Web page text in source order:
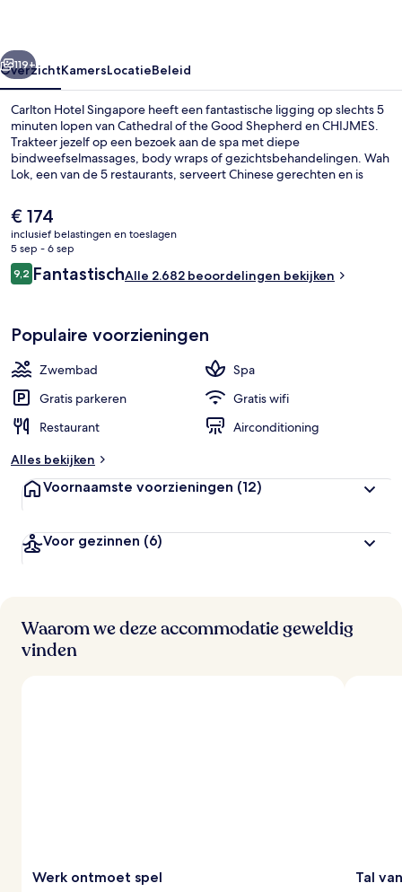
Volgende
119+
OverzichtKamersLocatieBeleid
Carlton Hotel Singapore heeft een fantastische ligging op slechts 5
minuten lopen van Cathedral of the Good Shepherd en CHIJMES.
Trakteer jezelf op een bezoek aan de spa met diepe
bindweefselmassages, body wraps of gezichtsbehandelingen. Wah
Lok, een van de 5 restaurants, serveert Chinese gerechten en is
topfaciliteiten zoals een buitenzwembad, een bar aan het zwembad
en een fitnesscentrum. Andere reizigers waarderen de centrale
ligging, de bezienswaardigheden en de nabijheid van het openbaar
vervoer: naar Station Bras Basah is het 3 minuten lopen en naar
Station Esplanade 5 minuten.
De
huidige
prijs
is
€ 174
€ 174
inclusief belastingen en toeslagen
5 sep - 6 sep
Beoordelingen
9,29,2 op 10 –
FantastischAlle 2.682 beoordelingen bekijken
Populaire voorzieningen
Zwembad
Spa
Gratis parkeren
Gratis wifi
Restaurant
Airconditioning
Alles bekijken
Voornaamste voorzieningen (12)
Voor gezinnen (6)
Waarom we deze accommodatie geweldig
vinden
Werk ontmoet spel Tal